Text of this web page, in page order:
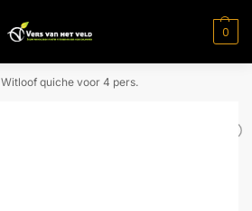
0
Witloof quiche voor 4 pers.